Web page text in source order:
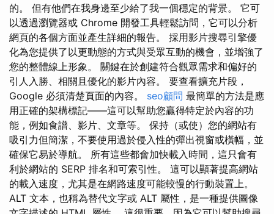
的。 但有他們在我身邊至少給了我一個穩定的背景。 它可
以透過瀏覽器或 Chrome 開發工具輕鬆訪問，它可以分析
網頁的各個方面並產生詳細的報告。 採用影片搜尋引擎優
化為您提供了以更動態的方式與受眾互動的機會，並增強了
您的整體線上形象。 關鍵在於創建符合觀眾需求和偏好的
引人入勝、相關且優化的影片內容。 要查看擴充片段，
Google 必須清楚頁面的內容。 seo顧問 最簡單的方法是應
用正確的架構標記——這可以幫助您贏得特定於內容的功
能，例如食譜、影片、文章等。 保持（或使）您的網站有
吸引力但簡潔，不要使用過於侵入性的彈出視窗或橫幅，並
確保它易於導航。 所有這些都會加快載入時間，這只會有
利於網站的 SERP 排名和可索引性。 這可以顯著提高網站
的載入速度，尤其是在網路速度可能較慢的行動裝置上。
ALT 文本，也稱為替代文字或 ALT 屬性，是一種提供圖像